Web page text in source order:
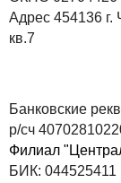
Адрес 454136 г.
кв.7
Банковские
р/сч
Филиал
БИК: 044525411